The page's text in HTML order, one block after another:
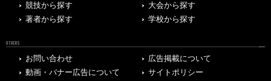
競技から探す
大会から探す
著者から探す
学校から探す
OTHERS
お問い合わせ
広告掲載について
動画・バナー広告について
サイトポリシー